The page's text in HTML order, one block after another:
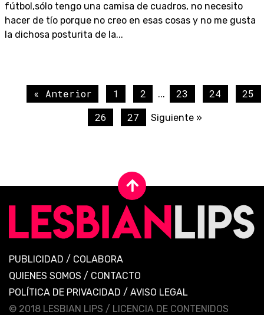
fútbol,sólo tengo una camisa de cuadros, no necesito
hacer de tío porque no creo en esas cosas y no me gusta
la dichosa posturita de la...
« Anterior 1 2 ... 23 24
25
26
27 Siguiente »
PUBLICIDAD / COLABORA
QUIENES SOMOS / CONTACTO
POLÍTICA DE PRIVACIDAD / AVISO LEGAL
© 2018 LESBIAN LIPS / LICENCIA DE CONTENIDOS